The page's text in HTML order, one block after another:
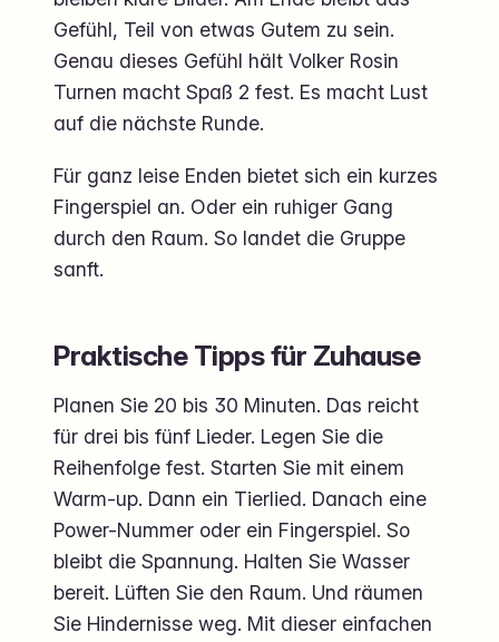
Gefühl, Teil von etwas Gutem zu sein.
Genau dieses Gefühl hält Volker Rosin
Turnen macht Spaß 2 fest. Es macht Lust
auf die nächste Runde.
Für ganz leise Enden bietet sich ein kurzes
Fingerspiel an. Oder ein ruhiger Gang
durch den Raum. So landet die Gruppe
sanft.
Praktische Tipps für Zuhause
Planen Sie 20 bis 30 Minuten. Das reicht
für drei bis fünf Lieder. Legen Sie die
Reihenfolge fest. Starten Sie mit einem
Warm-up. Dann ein Tierlied. Danach eine
Power-Nummer oder ein Fingerspiel. So
bleibt die Spannung. Halten Sie Wasser
bereit. Lüften Sie den Raum. Und räumen
Sie Hindernisse weg. Mit dieser einfachen